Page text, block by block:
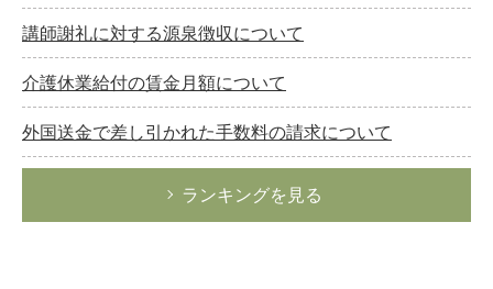
講師謝礼に対する源泉徴収について
介護休業給付の賃金月額について
外国送金で差し引かれた手数料の請求について
ランキングを見る